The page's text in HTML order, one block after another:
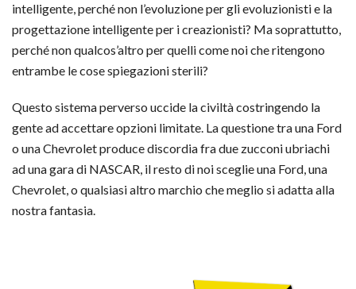
intelligente, perché non l’evoluzione per gli evoluzionisti e la
progettazione intelligente per i creazionisti? Ma soprattutto,
perché non qualcos’altro per quelli come noi che ritengono
entrambe le cose spiegazioni sterili?
Questo sistema perverso uccide la civiltà costringendo la
gente ad accettare opzioni limitate. La questione tra una Ford
o una Chevrolet produce discordia fra due zucconi ubriachi
ad una gara di NASCAR, il resto di noi sceglie una Ford, una
Chevrolet, o qualsiasi altro marchio che meglio si adatta alla
nostra fantasia.